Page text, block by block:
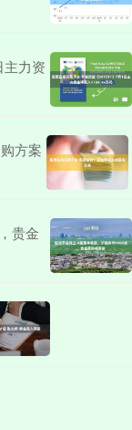
主力资
方案
贵金